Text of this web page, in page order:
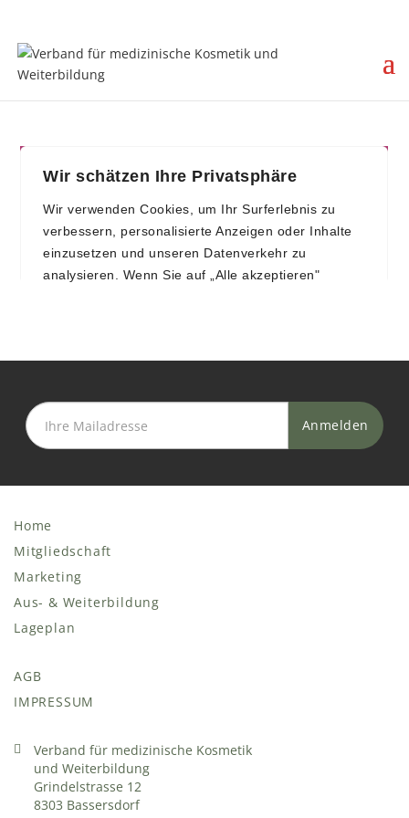
Home
Mitgliedschaft
Marketing
Aus- & Weiterbildung
Lageplan
AGB
IMPRESSUM
Verband für medizinische Kosmetik
und Weiterbildung
Grindelstrasse 12
8303 Bassersdorf